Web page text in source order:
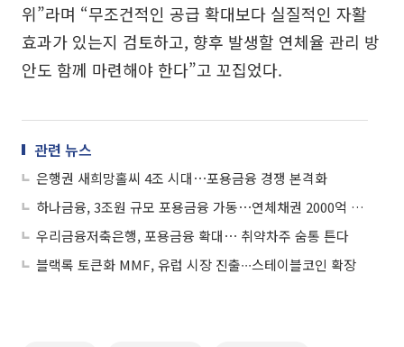
위”라며 “무조건적인 공급 확대보다 실질적인 자활
효과가 있는지 검토하고, 향후 발생할 연체율 관리 방
안도 함께 마련해야 한다”고 꼬집었다.
관련 뉴스
은행권 새희망홀씨 4조 시대⋯포용금융 경쟁 본격화
하나금융, 3조원 규모 포용금융 가동⋯연체채권 2000억 소각
우리금융저축은행, 포용금융 확대⋯ 취약차주 숨통 튼다
블랙록 토큰화 MMF, 유럽 시장 진출∙∙∙스테이블코인 확장